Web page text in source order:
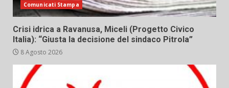
Comunicati Stampa
Crisi idrica a Ravanusa, Miceli (Progetto Civico
Italia): “Giusta la decisione del sindaco Pitrola”
8 Agosto 2026